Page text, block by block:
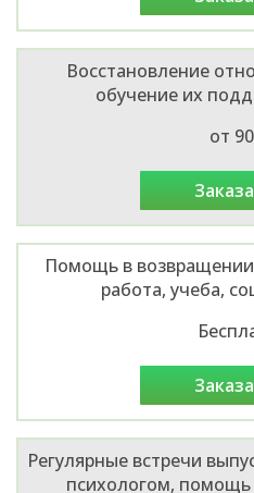
Восстановление
обучение их
от
Помощь в
работа, учеба,
Регулярные встречи
психологом,